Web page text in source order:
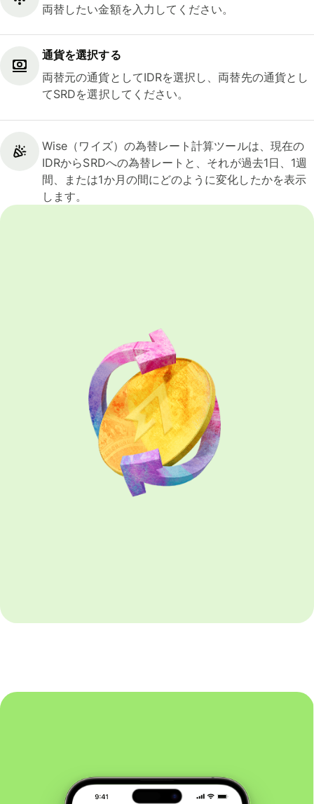
両替したい金額を入力してください。
通貨を選択する
両替元の通貨としてIDRを選択し、両替先の通貨とし
てSRDを選択してください。
Wise（ワイズ）の為替レート計算ツールは、現在の
IDRからSRDへの為替レートと、それが過去1日、1週
間、または1か月の間にどのように変化したかを表示
します。